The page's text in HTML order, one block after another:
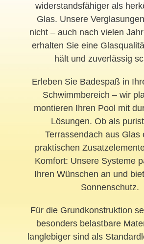
widerstandsfähiger als
Glas. Unsere
nicht – auch nach vielen
erhalten Sie eine
hält und zuverlässig
Erleben Sie Badespaß in
Schwimmbereich – wir
montieren Ihren Pool mit
Lösungen. Ob als
Terrassendach aus Glas
praktischen
Komfort: Unsere Systeme
Ihren Wünschen an und
Sonnenschutz.
Für die Grundkonstruktion
besonders belastbare
langlebiger sind als